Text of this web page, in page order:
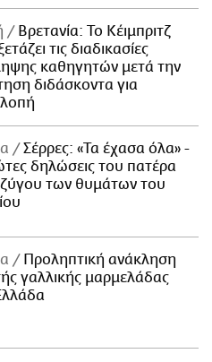
Βρετανία: Το Κέιμπριτζ
τις διαδικασίες
καθηγητών μετά την
διδάσκοντα για
Σέρρες: «Τα έχασα όλα» -
δηλώσεις του πατέρα
των θυμάτων του
Προληπτική ανάκληση
γαλλικής μαρμελάδας